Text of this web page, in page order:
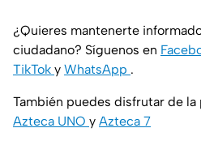
¿Quieres mantenerte
ciudadano? Síguenos en
TikTok y WhatsApp .
También puedes disfrutar de
Azteca UNO y Azteca 7